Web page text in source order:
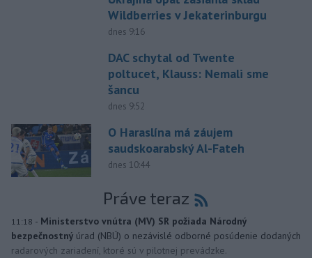
Wildberries v Jekaterinburgu
dnes 9:16
DAC schytal od Twente
poltucet, Klauss: Nemali sme
šancu
dnes 9:52
O Haraslína má záujem
saudskoarabský Al-Fateh
dnes 10:44
Práve teraz
11:18 - Ministerstvo vnútra (MV) SR požiada Národný
bezpečnostný úrad (NBÚ) o nezávislé odborné posúdenie dodaných
radarových zariadení, ktoré sú v pilotnej prevádzke.